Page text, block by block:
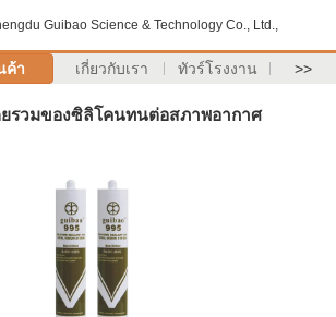
Guibao Science & Technology Co., Ltd.,
ค้า เกี่ยวกับเรา ทัวร์โรงงาน >>
ยรวมของซิลิโคนทนต่อสภาพอากาศ